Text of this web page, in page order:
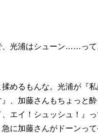
、光浦はシューン……っ
めるもんな。光浦が『
、加藤さんもちょっと
エイ！シュッシュ！』
に加藤さんがドーンっ